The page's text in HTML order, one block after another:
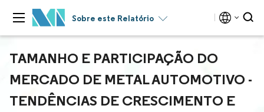
Sobre este Relatório
TAMANHO E PARTICIPAÇÃO DO
MERCADO DE METAL AUTOMOTIVO -
TENDÊNCIAS DE CRESCIMENTO E